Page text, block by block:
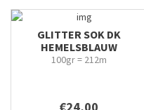
GLITTER SOK DK
HEMELSBLAUW
100gr = 212m